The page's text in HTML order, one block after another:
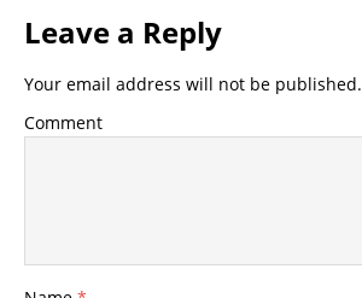
Leave a Reply
Your email address will not be published.
Comment